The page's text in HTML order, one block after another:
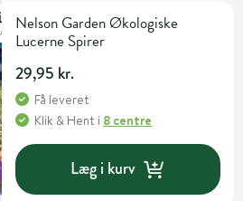
Nelson Garden Økologiske
Lucerne Spirer
29,95 kr.
Få leveret
Klik & Hent i 8 centre
Læg i kurv